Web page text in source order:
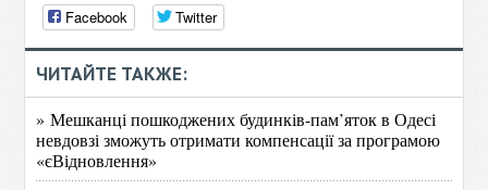
Facebook Twitter
ЧИТАЙТЕ ТАКЖЕ:
» Мешканці пошкоджених будинків-пам’яток в Одесі
невдовзі зможуть отримати компенсації за програмою
«єВідновлення»